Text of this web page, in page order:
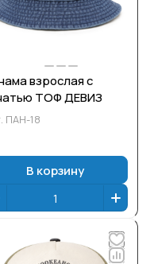
взрослая с
ТОФ ДЕВИЗ
ПАН-18
В корзину